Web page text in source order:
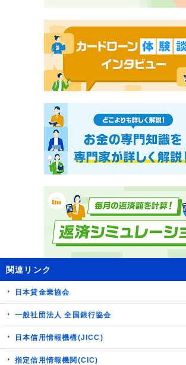
関連リンク
日本貸金業協会
一般社団法人 全国銀行協会
日本信用情報機構(JICC)
指定信用情報機関(CIC)